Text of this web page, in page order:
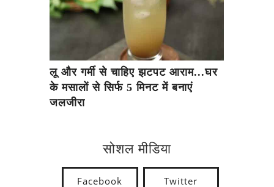
लू और गर्मी से चाहिए झटपट आराम...घर
के मसालों से सिर्फ 5 मिनट में बनाएं
जलजीरा
सोशल मीडिया
Facebook Twitter